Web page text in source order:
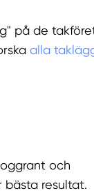
på de
alla
och
bästa resultat.